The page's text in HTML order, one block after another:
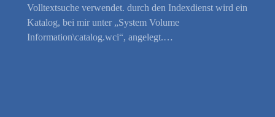
Volltextsuche verwendet. durch den Indexdienst wird ein
Katalog, bei mir unter „System Volume
Information\catalog.wci“, angelegt.…